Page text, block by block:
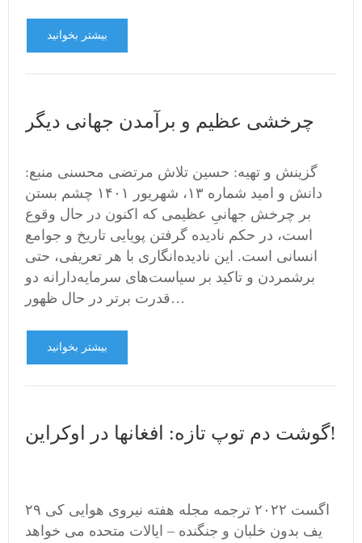
بیشتر بخوانید
گزینش و تهیه: حسین تلاش مرتضی محسنی منبع:
دانش و امید شماره ۱۳، شهریور ۱۴۰۱ چشم بستن
بر چرخش جهانیِ عظیمی که اکنون در حال وقوع
است، در حکم نادیده گرفتن پویایی تاریخ و جوامع
انسانی است. این نادیده‌انگاری با هر تعریفی، حتی
برشمردن و تاکید بر سیاست‌های سرمایه‌دارانه دو
قدرت برتر در حال ظهور…
بیشتر بخوانید
گوشت دم توپ تازه: افغانها در اوکراین!
۲۹ اگست ۲۰۲۲ ترجمه مجله هفته نیروی هوایی کی
یف بدون خلبان و جنگنده – ایالات متحده می خواهد